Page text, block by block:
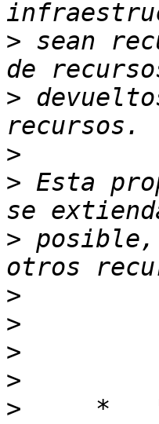
> sean
>
>
> Esta
> posible,
>
>
>
>
>
*